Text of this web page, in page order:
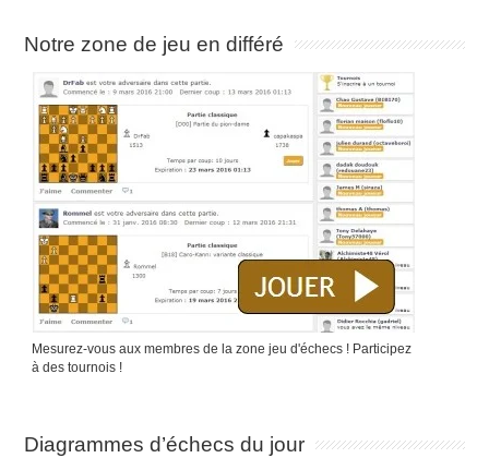
Notre zone de jeu en différé
Mesurez-vous aux membres de la zone jeu d'échecs ! Participez
à des tournois !
Diagrammes d’échecs du jour